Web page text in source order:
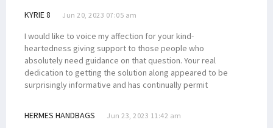
KYRIE 8 Jun 20, 2023 07:05 am
I would like to voice my affection for your kind-
heartedness giving support to those people who
absolutely need guidance on that question. Your real
dedication to getting the solution along appeared to be
surprisingly informative and has continually permit
HERMES HANDBAGS Jun 23, 2023 11:42 am